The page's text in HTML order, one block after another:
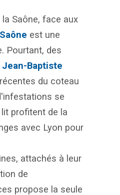
Saône, face aux
est une
Pourtant, des
Jean-Baptiste
du coteau
se
profitent de la
avec Lyon pour
attachés à leur
de
propose la seule